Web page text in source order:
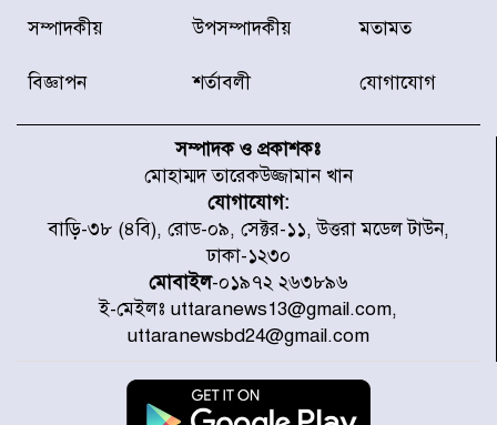
দেশে ভারি বৃষ্টির সতর্কবার্তা, ১০
জেলায় বন্যার পূর্বাভাস
স্থাপনের উদ্যোগ চান মিয়া ব্যাপারীর
৭ জেলায় ঝোড়ো হাওয়াসহ বজ্রবৃষ্টির
শঙ্কা
বগুড়া ও সিলেটে সড়ক দুর্ঘটনায় নিহত
১৫
সম্পাদকীয় উপসম্পাদকীয় মতামত
বিজ্ঞাপন শর্তাবলী যোগাযোগ
সম্পাদক ও প্রকাশকঃ
মোহাম্মদ তারেকউজ্জামান খান
যোগাযোগ:
বাড়ি-৩৮ (৪বি), রোড-০৯, সেক্টর-১১, উত্তরা মডেল টাউন,
ঢাকা-১২৩০
মোবাইল-০১৯৭২ ২৬৩৮৯৬
ই-মেইলঃ uttaranews13@gmail.com,
uttaranewsbd24@gmail.com